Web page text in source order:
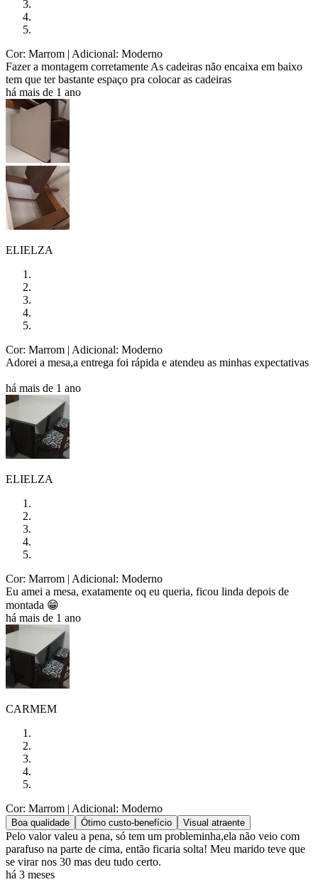
Cor: Marrom | Adicional: Moderno
Fazer a montagem corretamente As cadeiras não encaixa em baixo
tem que ter bastante espaço pra colocar as cadeiras
há mais de 1 ano
ELIELZA
Cor: Marrom | Adicional: Moderno
Adorei a mesa,a entrega foi rápida e atendeu as minhas expectativas
há mais de 1 ano
ELIELZA
Cor: Marrom | Adicional: Moderno
Eu amei a mesa, exatamente oq eu queria, ficou linda depois de
montada 😁
há mais de 1 ano
CARMEM
Cor: Marrom | Adicional: Moderno
Boa qualidade Ótimo custo-benefício Visual atraente
Pelo valor valeu a pena, só tem um probleminha,ela não veio com
parafuso na parte de cima, então ficaria solta! Meu marido teve que
se virar nos 30 mas deu tudo certo.
há 3 meses